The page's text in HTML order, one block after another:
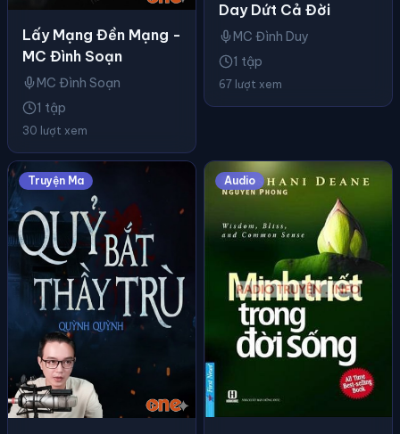
Lấy Mạng Đền Mạng -
MC Đình Soạn
MC Đình Soạn
1 tập
30 lượt xem
Day Dứt Cả Đời
MC Đình Duy
1 tập
67 lượt xem
Truyện Ma Audio